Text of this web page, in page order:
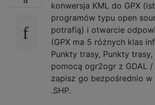
konwersja KML do GPX
programów typu open
potrafią) i otwarcie
(GPX ma 5 różnych klas
Punkty trasy, Punkty
pomocą ogr2ogr z GDAL /
zapisz go bezpośrednio
.SHP.